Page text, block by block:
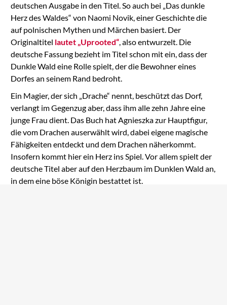
deutschen Ausgabe in den Titel. So auch bei „Das dunkle
Herz des Waldes“ von Naomi Novik, einer Geschichte die
auf polnischen Mythen und Märchen basiert. Der
Originaltitel lautet „Uprooted“, also entwurzelt. Die
deutsche Fassung bezieht im Titel schon mit ein, dass der
Dunkle Wald eine Rolle spielt, der die Bewohner eines
Dorfes an seinem Rand bedroht.
Ein Magier, der sich „Drache“ nennt, beschützt das Dorf,
verlangt im Gegenzug aber, dass ihm alle zehn Jahre eine
junge Frau dient. Das Buch hat Agnieszka zur Hauptfigur,
die vom Drachen auserwählt wird, dabei eigene magische
Fähigkeiten entdeckt und dem Drachen näherkommt.
Insofern kommt hier ein Herz ins Spiel. Vor allem spielt der
deutsche Titel aber auf den Herzbaum im Dunklen Wald an,
in dem eine böse Königin bestattet ist.